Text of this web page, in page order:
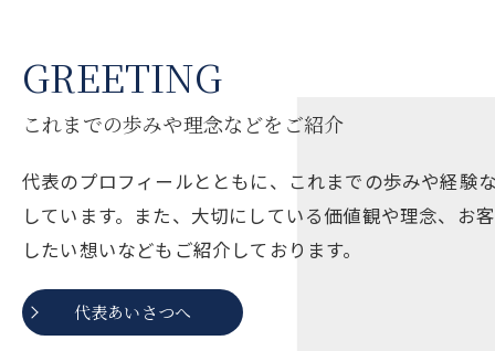
GREETING
これまでの歩みや理念などをご紹介
代表のプロフィールとともに、これまでの歩みや経験
しています。また、大切にしている価値観や理念、お
したい想いなどもご紹介しております。
代表あいさつへ